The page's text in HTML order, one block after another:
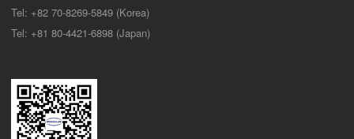
Tel: +82 70-8269-5849 (Korea)
Tel: +81 80-4421-6898 (Japan)